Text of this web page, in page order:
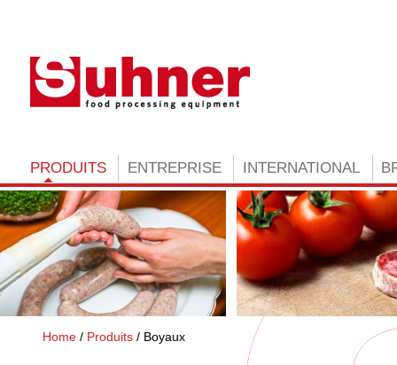
PRODUITS ENTREPRISE INTERNATIONAL
Home Produits Boyaux